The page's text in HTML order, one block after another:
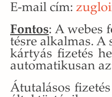
E-mail cím:
Fon­tos: A webes
tés­re al­kal­mas.
kár­tyás fi­ze­tés
au­to­ma­ti­ku­san
Át­uta­lá­sos